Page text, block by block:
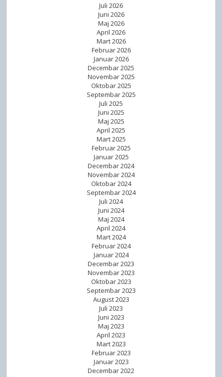
Juli 2026
Juni 2026
Maj 2026
April 2026
Mart 2026
Februar 2026
Januar 2026
Decembar 2025
Novembar 2025
Oktobar 2025
Septembar 2025
Juli 2025
Juni 2025
Maj 2025
April 2025
Mart 2025
Februar 2025
Januar 2025
Decembar 2024
Novembar 2024
Oktobar 2024
Septembar 2024
Juli 2024
Juni 2024
Maj 2024
April 2024
Mart 2024
Februar 2024
Januar 2024
Decembar 2023
Novembar 2023
Oktobar 2023
Septembar 2023
August 2023
Juli 2023
Juni 2023
Maj 2023
April 2023
Mart 2023
Februar 2023
Januar 2023
Decembar 2022